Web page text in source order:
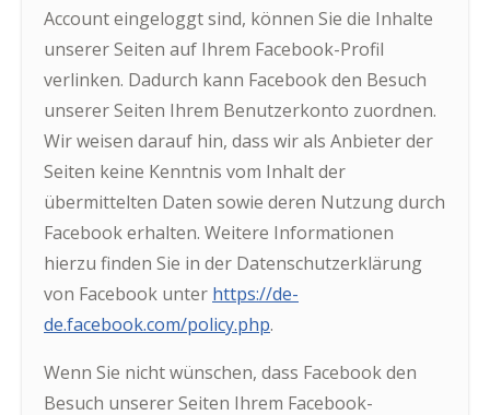
Account eingeloggt sind, können Sie die Inhalte
unserer Seiten auf Ihrem Facebook-Profil
verlinken. Dadurch kann Facebook den Besuch
unserer Seiten Ihrem Benutzerkonto zuordnen.
Wir weisen darauf hin, dass wir als Anbieter der
Seiten keine Kenntnis vom Inhalt der
übermittelten Daten sowie deren Nutzung durch
Facebook erhalten. Weitere Informationen
hierzu finden Sie in der Datenschutzerklärung
von Facebook unter https://de-
de.facebook.com/policy.php.
Wenn Sie nicht wünschen, dass Facebook den
Besuch unserer Seiten Ihrem Facebook-